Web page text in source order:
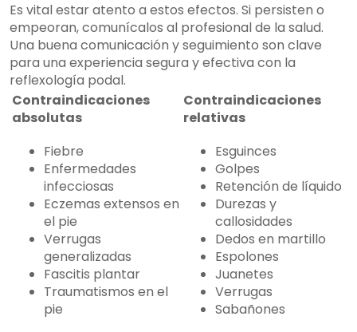
Es vital estar atento a estos efectos. Si persisten o
empeoran, comunícalos al profesional de la salud.
Una buena comunicación y seguimiento son clave
para una experiencia segura y efectiva con la
reflexología podal.
Contraindicaciones
absolutas
Contraindicaciones
relativas
Fiebre
Enfermedades
infecciosas
Eczemas extensos en
el pie
Verrugas
generalizadas
Fascitis plantar
Traumatismos en el
pie
Esguinces
Golpes
Retención de líquido
Durezas y
callosidades
Dedos en martillo
Espolones
Juanetes
Verrugas
Sabañones